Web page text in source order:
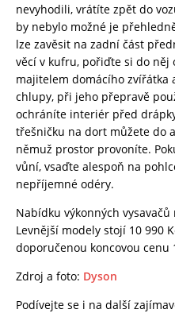
nevyhodili, vrátíte zpět do
by nebylo možné je
lze zavěsit na zadní část
věcí v kufru, pořiďte si do něj
majitelem domácího zvířátka
chlupy, při jeho přepravě
ochráníte interiér před
třešničku na dort můžete do
němuž prostor provoníte.
vůní, vsaďte alespoň na
nepříjemné odéry.
Nabídku výkonných vysavačů
Levnější modely stojí 10 990
doporučenou koncovou cenu
Zdroj a foto: Dyson
Podívejte se i na další